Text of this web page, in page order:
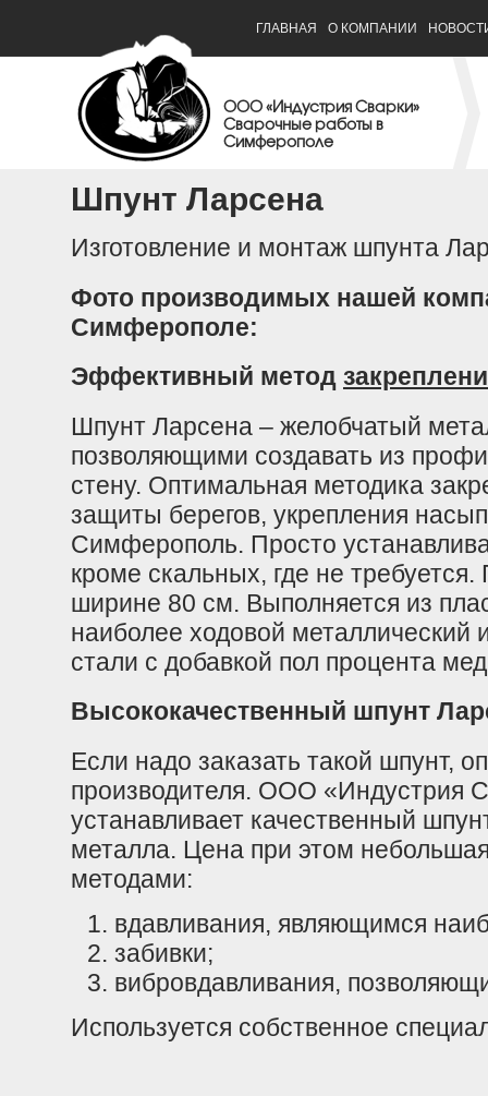
ГЛАВНАЯ О КОМПАНИИ
ООО «Индустрия Сварки»
Сварочные работы в
Симферополе
Шпунт Ларсена
Изготовление и монтаж шпунта
Фото производимых нашей
Симферополе:
Эффективный метод
Шпунт Ларсена – желобчатый
позволяющими создавать из
стену. Оптимальная методика
защиты берегов, укрепления
Симферополь. Просто
кроме скальных, где не
ширине 80 см. Выполняется из
наиболее ходовой металлический
стали с добавкой пол процента
Высококачественный шпунт
Если надо заказать такой шпунт,
производителя. ООО «Индустрия
устанавливает качественный
металла. Цена при этом
методами:
вдавливания, являющимся
забивки;
вибровдавливания,
Используется собственное